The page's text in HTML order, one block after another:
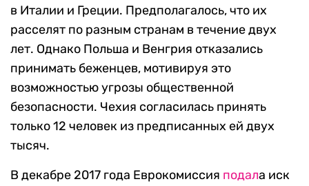
в Италии и Греции. Предполагалось, что их
расселят по разным странам в течение двух
лет. Однако Польша и Венгрия отказались
принимать беженцев, мотивируя это
возможностью угрозы общественной
безопасности. Чехия согласилась принять
только 12 человек из предписанных ей двух
тысяч.
В декабре 2017 года Еврокомиссия подала иск